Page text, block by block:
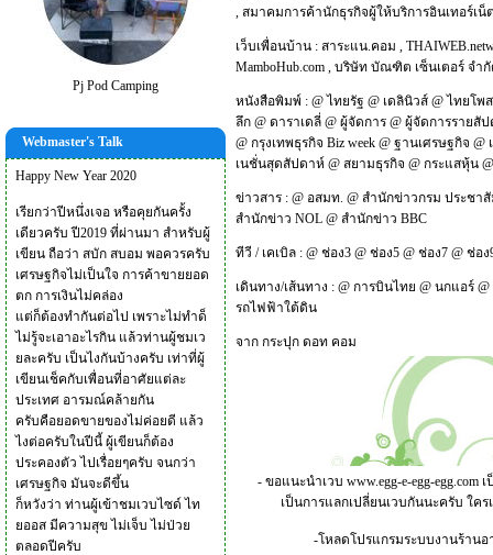
Pj Pod Camping
Webmaster's Talk
Happy New Year 2020
เรียกว่าปีหนึ่งเจอ หรือคุยกันครั้ง
เดียวครับ ปี2019 ที่ผ่านมา สำหรับผู้
เขียน ถือว่า สบัก สบอม พอควรครับ
เศรษฐกิจไม่เป็นใจ การค้าขายยอด
ตก การเงินไม่คล่อง
แต่ก็ต้องทำกันต่อไป เพราะไม่ทำด็
ไม่รู้จะเอาอะไรกิน แล้วท่านผู้ชมเว
ยละครับ เป็นไงกันบ้างครับ เท่าที่ผู้
เขียนเช็คกับเพื่อนที่อาศัยแต่ละ
ประเทศ อารมณ์คล้ายกัน
ครับคือยอดขายของไม่ค่อยดี แล้ว
ไงต่อครับในปีนี้ ผู้เขียนก็ต้อง
ประคองตัว ไปเรื่อยๆครับ จนกว่า
เศรษฐกิจ มันจะดีขึ้น
ก็หวังว่า ท่านผู้เข้าชมเวบไซด์ ไท
ยออส มีความสุข ไม่เจ็บ ไม่ป่วย
ตลอดปีครับ
, สมาคมการค้านักธุรกิจผู้ให้บริการอินเทอร์เน็
เว็บเพื่อนบ้าน : สาระแน.คอม ,
MamboHub.com , บริษัท บัณฑิต เซ็นเตอร์ จำ
หนังสือพิมพ์ : @ ไทยรัฐ @ เดลินิวส์ @ ไทยโพ
ลึก @ ดาราเดลี่ @ ผู้จัดการ @ ผู้จัดการรายสั
@ กรุงเทพธุรกิจ Biz week @ ฐานเศรษฐกิจ @
เนชั่นสุดสัปดาห์ @ สยามธุรกิจ @ กระแสหุ้น
ข่าวสาร : @ อสมท. @ สำนักข่าวกรม ประชา
สำนักข่าว NOL @ สำนักข่าว BBC
ทีวี / เคเบิล : @ ช่อง3 @ ช่อง5 @ ช่อง7 @ ช่อง
เดินทาง/เส้นทาง : @ การบินไทย @ นกแอร์ @
รถไฟฟ้าใต้ดิน
จาก กระปุก ดอท คอม
- ขอแนะนำเวบ www.egg-e-egg-egg.comเ
เป็นการแลกเปลี่ยนเวบกันนะครับ ใค
-โหลดโปรแกรมระบบงานร้านอ